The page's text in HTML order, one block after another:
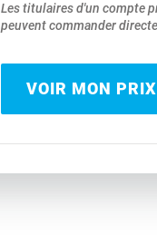
Les titulaires d'un compte
peuvent commander
VOIR MON